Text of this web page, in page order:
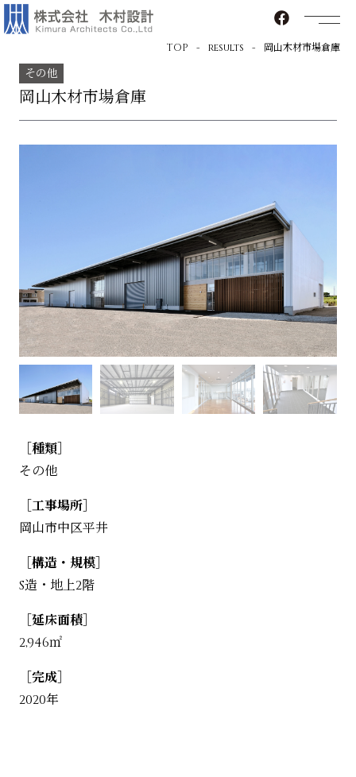
TOP results 岡山木材市場倉庫
その他
岡山木材市場倉庫
［種類］
その他
［工事場所］
岡山市中区平井
［構造・規模］
S造・地上2階
［延床面積］
2,946㎡
［完成］
2020年